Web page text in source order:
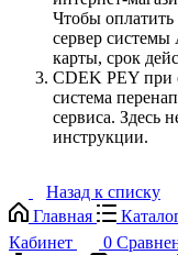
Чтобы оплатить
сервер системы
карты, срок
CDEK PEY при
система
сервиса. Здесь
инструкции.
Назад к списку
Главная
Кабинет
0